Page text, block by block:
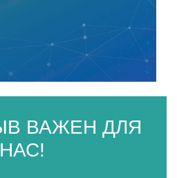
ВАЖЕН ДЛЯ
НАС!